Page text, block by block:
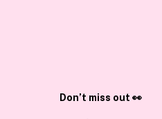
Don’t miss out 👀